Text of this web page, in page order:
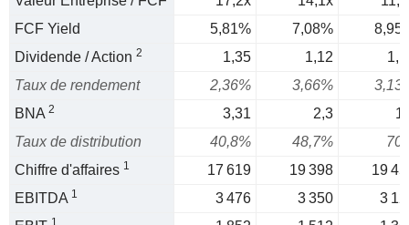
FCF Yield
5,81% 7,08%
Dividende / Action 2 1,35 1,12
Taux de rendement
2,36% 3,66%
BNA 2 3,31 2,3
Taux de distribution
40,8% 48,7%
Chiffre d'affaires 1 17 619 19 398
19
EBITDA 1 3 476 3 350
3
1